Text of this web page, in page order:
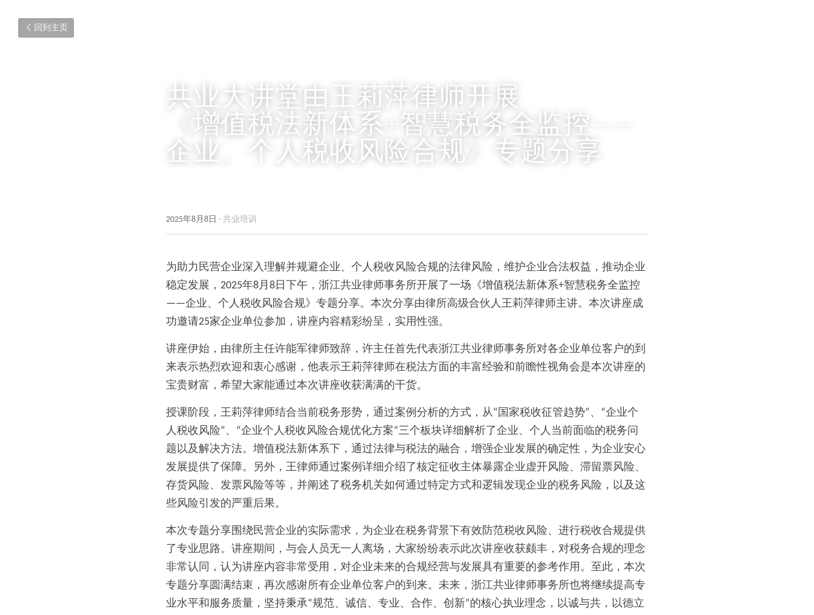
回到主页
共业大讲堂由王莉萍律师开展
《增值税法新体系+智慧税务全监控——
企业、个人税收风险合规》专题分享
2025年8月8日 · 共业培训
为助力民营企业深入理解并规避企业、个人税收风险合规的法律风险，维护企业合法权益，推动企业
稳定发展，2025年8月8日下午，浙江共业律师事务所开展了一场《增值税法新体系+智慧税务全监控
——企业、个人税收风险合规》专题分享。本次分享由律所高级合伙人王莉萍律师主讲。本次讲座成
功邀请25家企业单位参加，讲座内容精彩纷呈，实用性强。
讲座伊始，由律所主任许能军律师致辞，许主任首先代表浙江共业律师事务所对各企业单位客户的到
来表示热烈欢迎和衷心感谢，他表示王莉萍律师在税法方面的丰富经验和前瞻性视角会是本次讲座的
宝贵财富，希望大家能通过本次讲座收获满满的干货。
授课阶段，王莉萍律师结合当前税务形势，通过案例分析的方式，从“国家税收征管趋势”、“企业个
人税收风险”、“企业个人税收风险合规优化方案”三个板块详细解析了企业、个人当前面临的税务问
题以及解决方法。增值税法新体系下，通过法律与税法的融合，增强企业发展的确定性，为企业安心
发展提供了保障。另外，王律师通过案例详细介绍了核定征收主体暴露企业虚开风险、滞留票风险、
存货风险、发票风险等等，并阐述了税务机关如何通过特定方式和逻辑发现企业的税务风险，以及这
些风险引发的严重后果。
本次专题分享围绕民营企业的实际需求，为企业在税务背景下有效防范税收风险、进行税收合规提供
了专业思路。讲座期间，与会人员无一人离场，大家纷纷表示此次讲座收获颇丰，对税务合规的理念
非常认同，认为讲座内容非常受用，对企业未来的合规经营与发展具有重要的参考作用。至此，本次
专题分享圆满结束，再次感谢所有企业单位客户的到来。未来，浙江共业律师事务所也将继续提高专
业水平和服务质量，坚持秉承“规范、诚信、专业、合作、创新”的核心执业理念，以诚与共，以德立